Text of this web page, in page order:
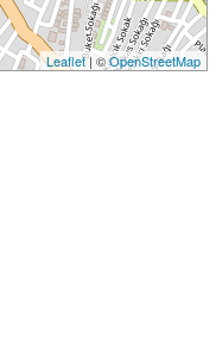
Leaflet| ©OpenStreetMap